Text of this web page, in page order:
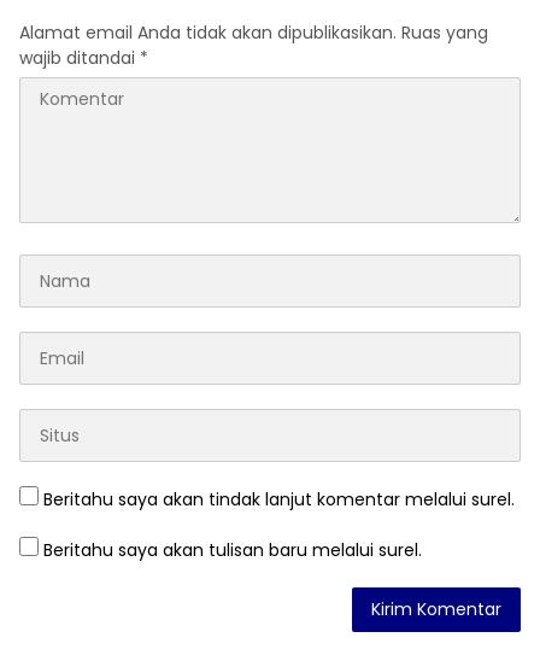
Alamat email Anda tidak akan dipublikasikan. Ruas yang
wajib ditandai *
Beritahu saya akan tindak lanjut komentar melalui surel.
Beritahu saya akan tulisan baru melalui surel.